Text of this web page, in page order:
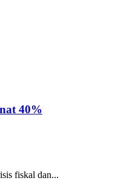
40%
fiskal dan...